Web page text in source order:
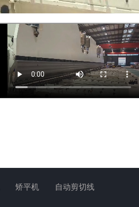
矫平机 自动剪切线